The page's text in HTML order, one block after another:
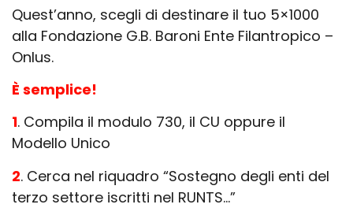
Quest’anno, scegli di destinare il tuo 5×1000
alla Fondazione G.B. Baroni Ente Filantropico –
Onlus.
È semplice!
1. Compila il modulo 730, il CU oppure il
Modello Unico
2. Cerca nel riquadro “Sostegno degli enti del
terzo settore iscritti nel RUNTS…”